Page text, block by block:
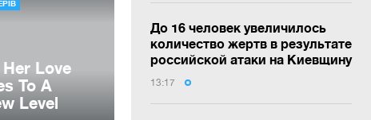
До 16 человек увеличилось
количество жертв в результате
российской атаки на Киевщину
13:17